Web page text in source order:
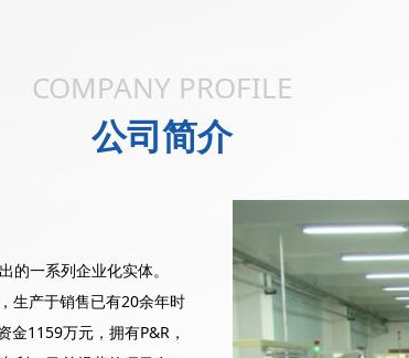
COMPANY PROFILE
公司简介
一系列企业化实体。
生产于销售已有20余年时
1159万元，拥有P&R，